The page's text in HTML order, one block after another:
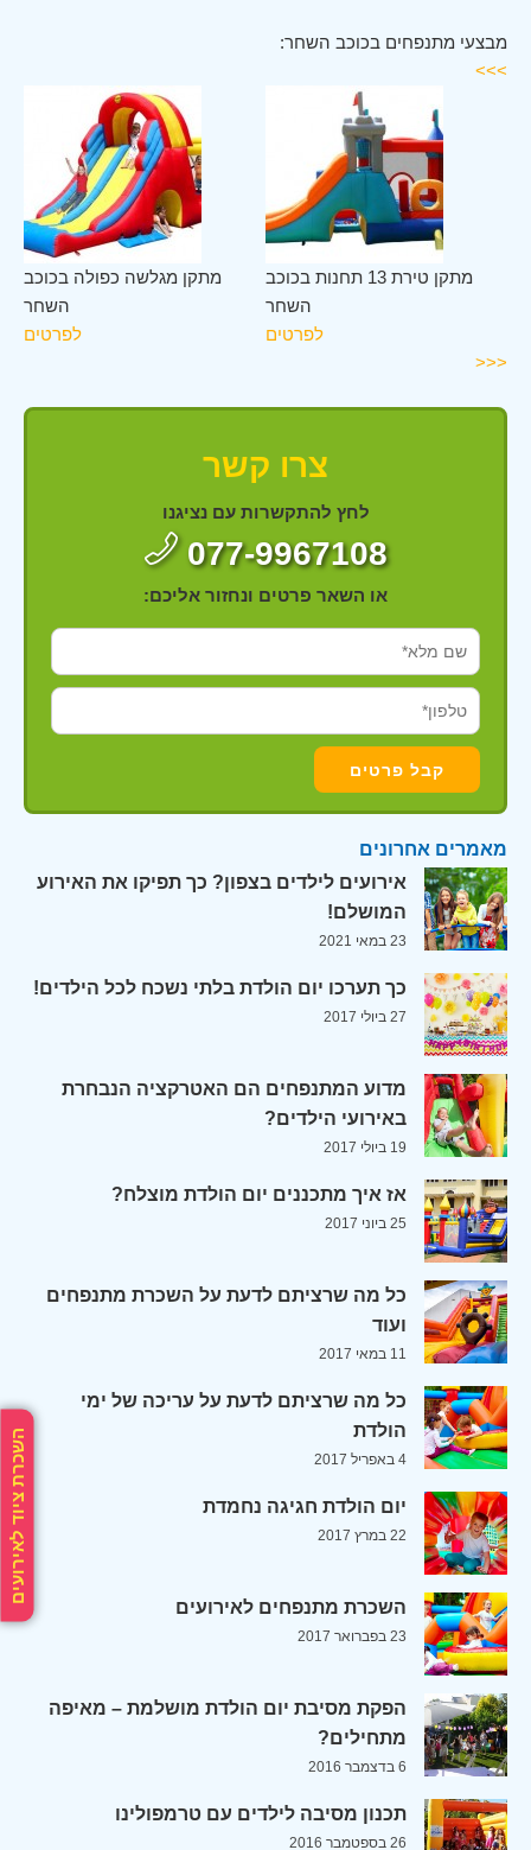
השכרת ציוד לאירועים
מבצעי מתנפחים בכוכב השחר:
>>>
מתקן מגלשה כפולה בכוכב
השחר
לפרטים
מתקן טירת 13 תחנות בכוכב
השחר
לפרטים
<<<
צרו קשר
לחץ להתקשרות עם נציגנו
077-9967108
או השאר פרטים ונחזור אליכם:
מאמרים אחרונים
אירועים לילדים בצפון? כך תפיקו את האירוע
המושלם!
23 במאי 2021
כך תערכו יום הולדת בלתי נשכח לכל הילדים!
27 ביולי 2017
מדוע המתנפחים הם האטרקציה הנבחרת
באירועי הילדים?
19 ביולי 2017
אז איך מתכננים יום הולדת מוצלח?
25 ביוני 2017
כל מה שרציתם לדעת על השכרת מתנפחים
ועוד
11 במאי 2017
כל מה שרציתם לדעת על עריכה של ימי
הולדת
4 באפריל 2017
יום הולדת חגיגה נחמדת
22 במרץ 2017
השכרת מתנפחים לאירועים
23 בפברואר 2017
הפקת מסיבת יום הולדת מושלמת – מאיפה
מתחילים?
6 בדצמבר 2016
תכנון מסיבה לילדים עם טרמפולינו
26 בספטמבר 2016